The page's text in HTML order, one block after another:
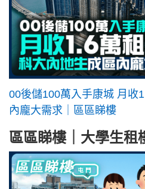
00後儲100萬入手康城 月收
內龐大需求｜區區睇樓
區區睇樓｜大學生租